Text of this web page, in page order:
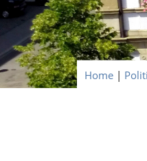
Home |